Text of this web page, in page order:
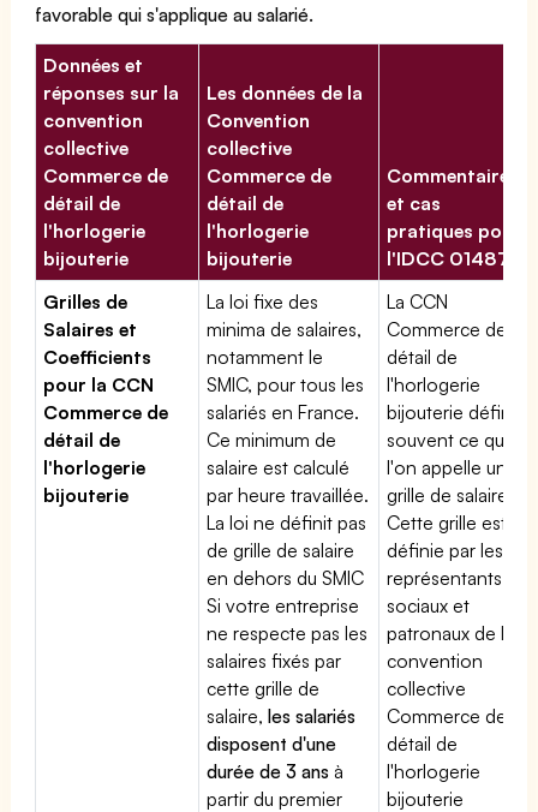
favorable qui s'applique au salarié.
Données et
réponses sur la
convention
collective
Commerce de
détail de
l'horlogerie
bijouterie
Les données de la
Convention
collective
Commerce de
détail de
l'horlogerie
bijouterie
Commentaires
et cas
pratiques pour
l'IDCC 01487
Grilles de
Salaires et
Coefficients
pour la CCN
Commerce de
détail de
l'horlogerie
bijouterie
La loi fixe des
minima de salaires,
notamment le
SMIC, pour tous les
salariés en France.
Ce minimum de
salaire est calculé
par heure travaillée.
La loi ne définit pas
de grille de salaire
en dehors du SMIC
Si votre entreprise
ne respecte pas les
salaires fixés par
cette grille de
salaire,les salariés
disposent d'une
durée de 3 ans à
partir du premier
La CCN
Commerce de
détail de
l'horlogerie
bijouterie définit
souvent ce que
l'on appelle une
grille de salaires.
Cette grille est
définie par les
représentants
sociaux et
patronaux de la
convention
collective
Commerce de
détail de
l'horlogerie
bijouterie